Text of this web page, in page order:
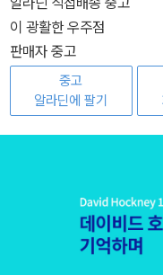
이 광활한 우주점
판매자 중고
중고
알라딘에 팔기